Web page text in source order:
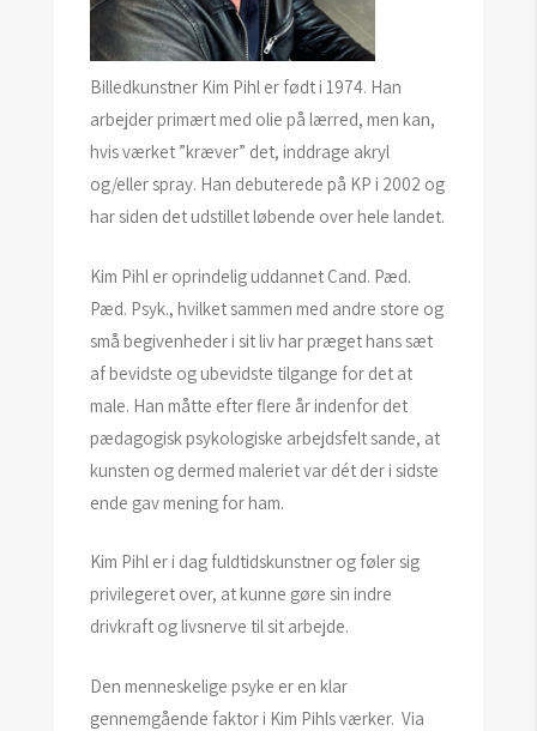
Billedkunstner Kim Pihl er født i 1974. Han
arbejder primært med olie på lærred, men kan,
hvis værket ”kræver” det, inddrage akryl
og/eller spray. Han debuterede på KP i 2002 og
har siden det udstillet løbende over hele landet.
Kim Pihl er oprindelig uddannet Cand. Pæd.
Pæd. Psyk., hvilket sammen med andre store og
små begivenheder i sit liv har præget hans sæt
af bevidste og ubevidste tilgange for det at
male. Han måtte efter flere år indenfor det
pædagogisk psykologiske arbejdsfelt sande, at
kunsten og dermed maleriet var dét der i sidste
ende gav mening for ham.
Kim Pihl er i dag fuldtidskunstner og føler sig
privilegeret over, at kunne gøre sin indre
drivkraft og livsnerve til sit arbejde.
Den menneskelige psyke er en klar
gennemgående faktor i Kim Pihls værker. Via